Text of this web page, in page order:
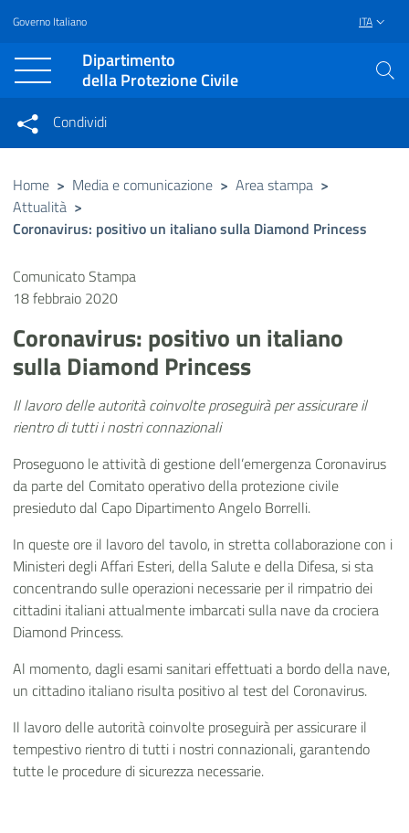
Vai al contenuto principale
Raggiungi il piè di pagina
Governo Italiano ITA
Dipartimento
della Protezione Civile
Condividi su Facebook
Condividi su Twitter
Condividi
Condividi sui social network
Home > Media e comunicazione > Area stampa >
Attualità >
Coronavirus: positivo un italiano sulla Diamond Princess
Comunicato Stampa
18 febbraio 2020
Coronavirus: positivo un italiano
sulla Diamond Princess
Il lavoro delle autorità coinvolte proseguirà per assicurare il
rientro di tutti i nostri connazionali
Proseguono le attività di gestione dell’emergenza Coronavirus
da parte del Comitato operativo della protezione civile
presieduto dal Capo Dipartimento Angelo Borrelli.
In queste ore il lavoro del tavolo, in stretta collaborazione con i
Ministeri degli Affari Esteri, della Salute e della Difesa, si sta
concentrando sulle operazioni necessarie per il rimpatrio dei
cittadini italiani attualmente imbarcati sulla nave da crociera
Diamond Princess.
Al momento, dagli esami sanitari effettuati a bordo della nave,
un cittadino italiano risulta positivo al test del Coronavirus.
Il lavoro delle autorità coinvolte proseguirà per assicurare il
tempestivo rientro di tutti i nostri connazionali, garantendo
tutte le procedure di sicurezza necessarie.